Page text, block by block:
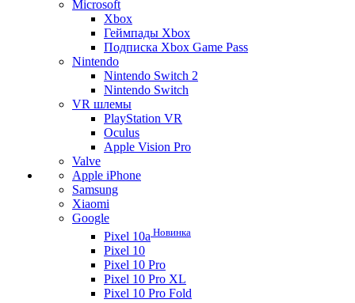
Microsoft
Xbox
Геймпады Xbox
Подписка Xbox Game Pass
Nintendo
Nintendo Switch 2
Nintendo Switch
VR шлемы
PlayStation VR
Oculus
Apple Vision Pro
Valve
Apple iPhone
Samsung
Xiaomi
Google
Pixel 10a Новинка
Pixel 10
Pixel 10 Pro
Pixel 10 Pro XL
Pixel 10 Pro Fold